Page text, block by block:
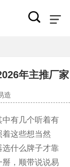
年主推厂家
造
有几个听着有
这些想当然
什么牌子才靠
，顺带说说易